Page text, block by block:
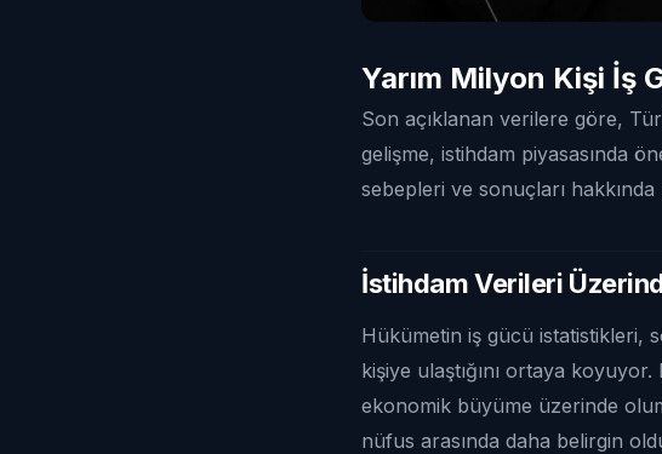
Yarım Milyon Kişi İş
Son açıklanan verilere göre,
gelişme, istihdam piyasasında
sebepleri ve sonuçları
İstihdam Verileri
Hükümetin iş gücü istatistikleri,
kişiye ulaştığını ortaya
ekonomik büyüme üzerinde
nüfus arasında daha belirgin